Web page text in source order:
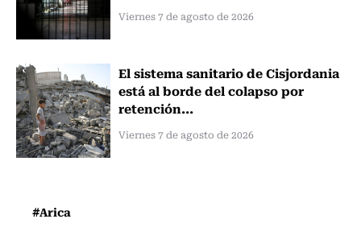
Viernes 7 de agosto de 2026
El sistema sanitario de Cisjordania
está al borde del colapso por
retención...
Viernes 7 de agosto de 2026
#Arica